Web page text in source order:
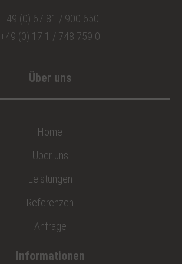
+49 (0) 67 81 / 900 650
+49 (0) 17 1 / 748 759 0
Über uns
Home
Über uns
Leistungen
Referenzen
Anfrage